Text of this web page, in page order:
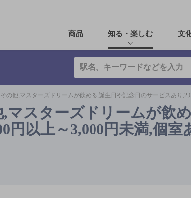
商品 知る・楽しむ 文
の他,マスターズドリームが飲める,誕生日や記念日のサービスあり
マスターズドリームが飲
円以上～3,000円未満,個室